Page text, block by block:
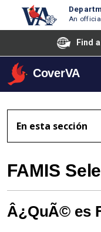
An
Find
CoverVA
En esta sección
FAMIS
Â¿QuÃ© es